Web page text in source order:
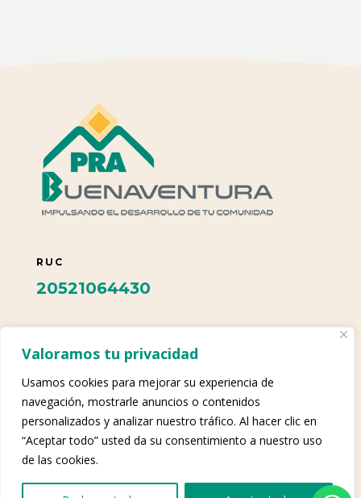
Valoramos tu privacidad
Usamos cookies para mejorar su experiencia de
navegación, mostrarle anuncios o contenidos
personalizados y analizar nuestro tráfico. Al hacer clic en
“Aceptar todo” usted da su consentimiento a nuestro uso
de las cookies.
RUC
20521064430
TELÉFONO
+ 51 987 515 357
CORREO ELECTRÓNICO
felix.campos@prabuenaventura.c